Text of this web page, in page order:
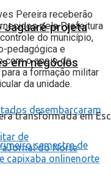
Jaguaré projeta
em negócios
Pereira receberão
pela Prefeitura
do município,
pedagógica e
com o apoio de
a formação militar
da unidade.
transformada em
de
Jornal do Norte
capixaba onlinenorte